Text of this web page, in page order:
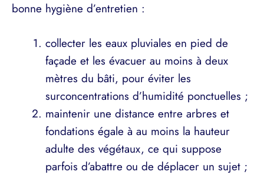
bonne hygiène d’entretien :
collecter les eaux pluviales en pied de
façade et les évacuer au moins à deux
mètres du bâti, pour éviter les
surconcentrations d’humidité ponctuelles ;
maintenir une distance entre arbres et
fondations égale à au moins la hauteur
adulte des végétaux, ce qui suppose
parfois d’abattre ou de déplacer un sujet ;